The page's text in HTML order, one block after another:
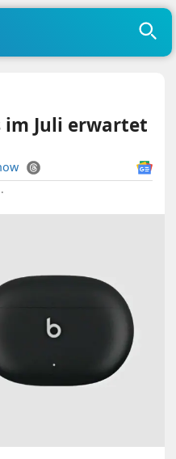
im Juli erwartet